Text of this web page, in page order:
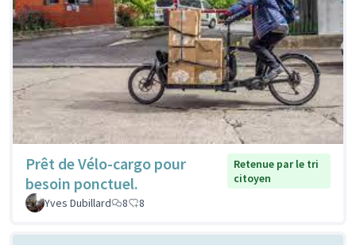
Prêt de Vélo-cargo pour
besoin ponctuel.
Retenue par le tri
citoyen
Yves Dubillard
8 8